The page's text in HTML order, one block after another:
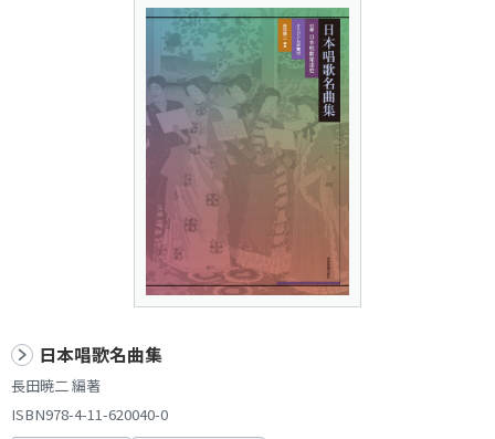
日本唱歌名曲集
長田暁二 編著
ISBN978-4-11-620040-0